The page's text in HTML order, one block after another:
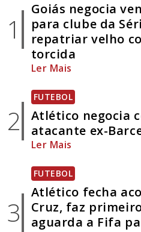
1
Goiás negocia
para clube da
repatriar velho
torcida
Ler Mais
2
FUTEBOL
Atlético negocia
atacante ex-
Ler Mais
3
FUTEBOL
Atlético fecha
Cruz, faz
aguarda a Fifa